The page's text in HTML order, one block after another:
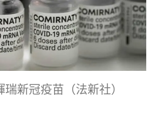
新冠疫苗（法新社）